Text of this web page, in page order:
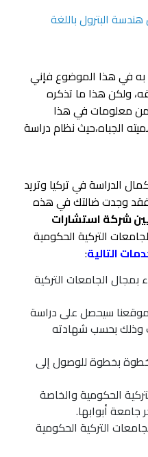
البترول باللغة
في هذا الموضوع فإني
ولكن هذا ما تذكره
من معلومات في هذا
الجباه،حيث نظام دراسة
الدراسة في تركيا وتريد
وجدت ضالتك في هذه
شركة استشارات
التركية الحكومية
التالية:
بمجال الجامعات التركية
سيحصل على دراسة
وذلك بحسب شهادته
خطوة بخطوة للوصول إلى
الحكومية والخاصة
أبوابها.
التركية الحكومية